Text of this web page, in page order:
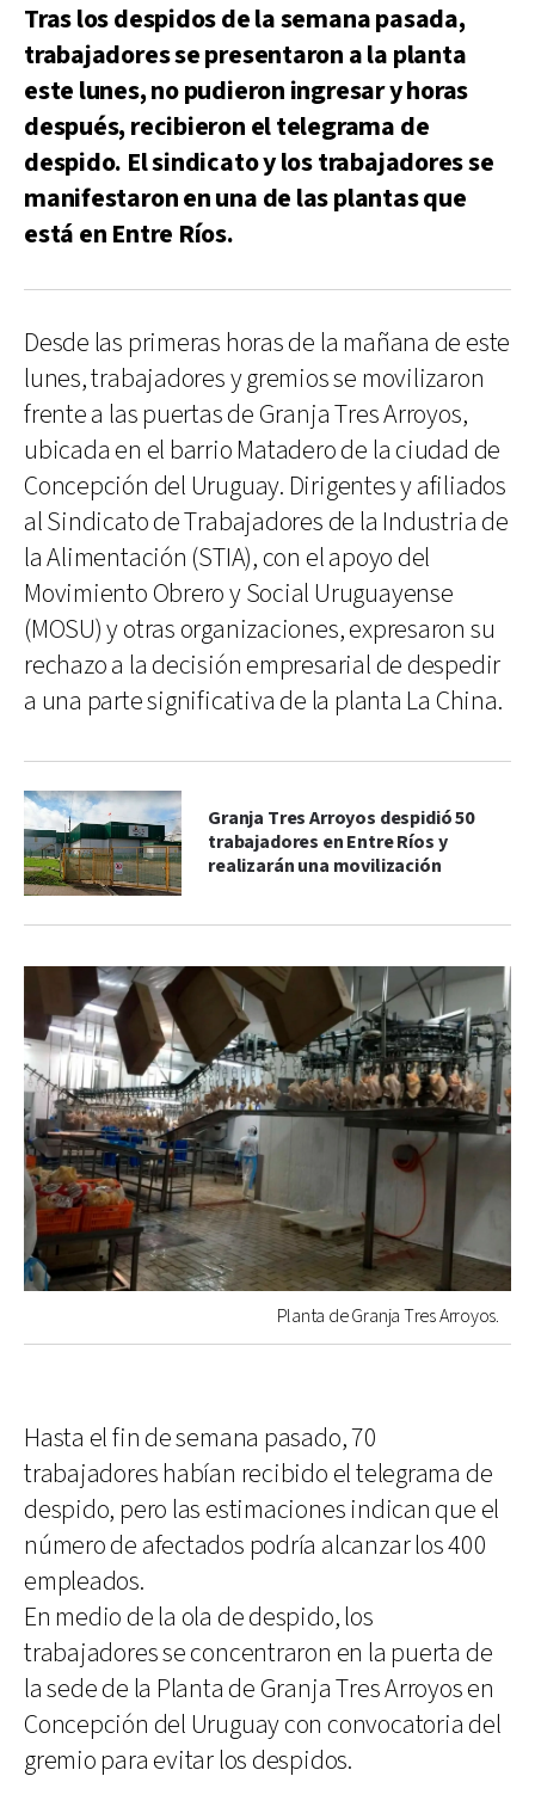
Tras los despidos de la semana pasada,
trabajadores se presentaron a la planta
este lunes, no pudieron ingresar y horas
después, recibieron el telegrama de
despido. El sindicato y los trabajadores se
manifestaron en una de las plantas que
está en Entre Ríos.
Desde las primeras horas de la mañana de este
lunes, trabajadores y gremios se movilizaron
frente a las puertas de Granja Tres Arroyos,
ubicada en el barrio Matadero de la ciudad de
Concepción del Uruguay. Dirigentes y afiliados
al Sindicato de Trabajadores de la Industria de
la Alimentación (STIA), con el apoyo del
Movimiento Obrero y Social Uruguayense
(MOSU) y otras organizaciones, expresaron su
rechazo a la decisión empresarial de despedir
a una parte significativa de la planta La China.
Granja Tres Arroyos despidió 50
trabajadores en Entre Ríos y
realizarán una movilización
Planta de Granja Tres Arroyos.
Hasta el fin de semana pasado, 70
trabajadores habían recibido el telegrama de
despido, pero las estimaciones indican que el
número de afectados podría alcanzar los 400
empleados.
En medio de la ola de despido, los
trabajadores se concentraron en la puerta de
la sede de la Planta de Granja Tres Arroyos en
Concepción del Uruguay con convocatoria del
gremio para evitar los despidos.